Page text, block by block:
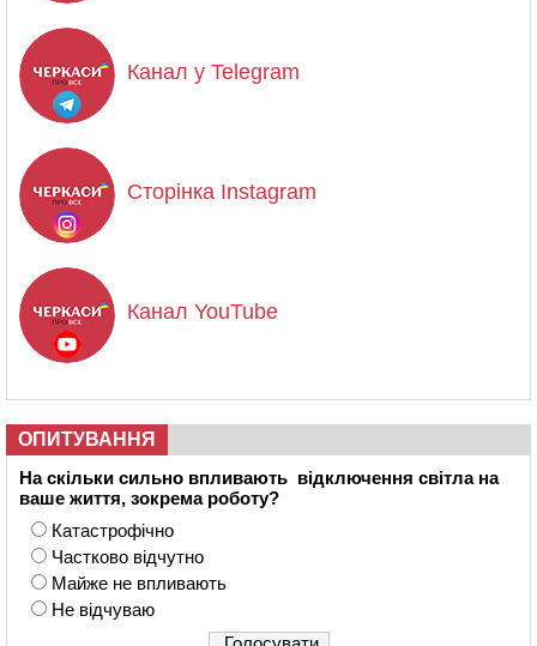
Канал у Telegram
Сторінка Instagram
Канал YouTube
ОПИТУВАННЯ
На скільки сильно впливають відключення світла на
ваше життя, зокрема роботу?
Катастрофічно
Частково відчутно
Майже не впливають
Не відчуваю